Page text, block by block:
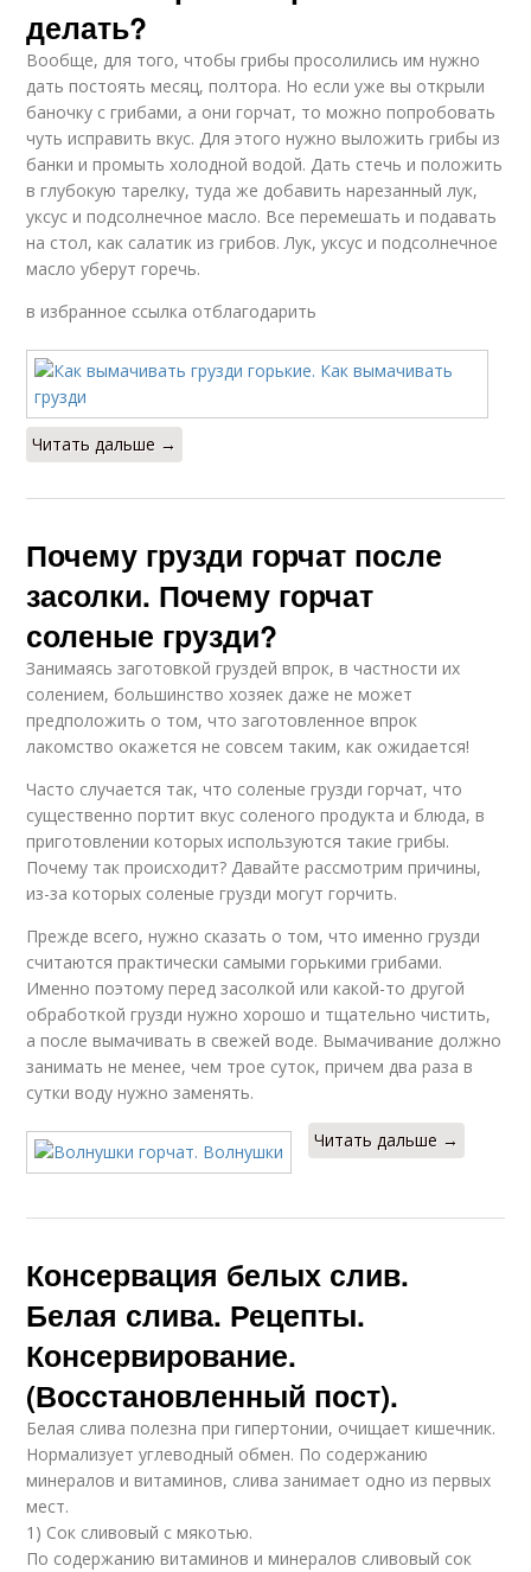
делать?
Вообще, для того, чтобы грибы просолились им нужно
дать постоять месяц, полтора. Но если уже вы открыли
баночку с грибами, а они горчат, то можно попробовать
чуть исправить вкус. Для этого нужно выложить грибы из
банки и промыть холодной водой. Дать стечь и положить
в глубокую тарелку, туда же добавить нарезанный лук,
уксус и подсолнечное масло. Все перемешать и подавать
на стол, как салатик из грибов. Лук, уксус и подсолнечное
масло уберут горечь.
в избранное ссылка отблагодарить
Читать дальше →
Почему грузди горчат после
засолки. Почему горчат
соленые грузди?
Занимаясь заготовкой груздей впрок, в частности их
солением, большинство хозяек даже не может
предположить о том, что заготовленное впрок
лакомство окажется не совсем таким, как ожидается!
Часто случается так, что соленые грузди горчат, что
существенно портит вкус соленого продукта и блюда, в
приготовлении которых используются такие грибы.
Почему так происходит? Давайте рассмотрим причины,
из-за которых соленые грузди могут горчить.
Прежде всего, нужно сказать о том, что именно грузди
считаются практически самыми горькими грибами.
Именно поэтому перед засолкой или какой-то другой
обработкой грузди нужно хорошо и тщательно чистить,
а после вымачивать в свежей воде. Вымачивание должно
занимать не менее, чем трое суток, причем два раза в
сутки воду нужно заменять.
Читать дальше →
Консервация белых слив.
Белая слива. Рецепты.
Консервирование.
(Восстановленный пост).
Белая слива полезна при гипертонии, очищает кишечник.
Нормализует углеводный обмен. По содержанию
минералов и витаминов, слива занимает одно из первых
мест.
1) Сок сливовый с мякотью.
По содержанию витаминов и минералов сливовый сок